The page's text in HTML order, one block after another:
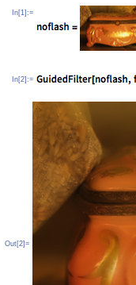
In[1]:=
In[2]:=
Out[2]=